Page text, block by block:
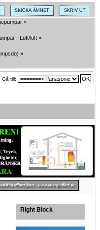
SKICKA ÄMNET SKRIV UT
»
- Luft/luft »
) »
Gå till:
Right Block